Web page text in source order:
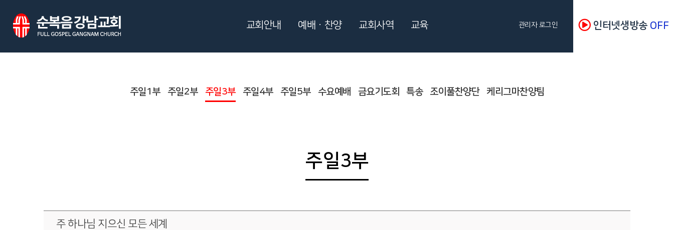
주일1부 주일2부 주일3부 주일4부 주일5부 수요예배 금요기도회 특송 조이풀찬양단 케리그마찬양팀
주일3부
주 하나님 지으신 모든 세계
교회안내 예배ㆍ찬양 교회사역 교육 관리자 로그인 인터넷생방송 OFF